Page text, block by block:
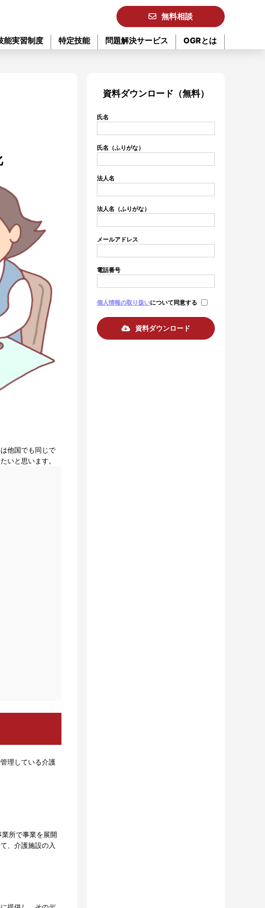
無料相談
能実習制度 特定技能 問題解決サービス OGRとは
他国でも同じで
いと思います。
理している介護
所で事業を展開
、介護施設の入
資料ダウンロード（無料）
氏名
氏名（ふりがな）
法人名
法人名（ふりがな）
メールアドレス
電話番号
個人情報の取り扱いについて同意する
資料ダウンロード